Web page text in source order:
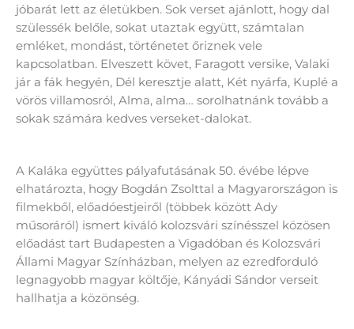
jóbarát lett az életükben. Sok verset ajánlott, hogy dal
szülessék belőle, sokat utaztak együtt, számtalan
emléket, mondást, történetet őriznek vele
kapcsolatban. Elveszett követ, Faragott versike, Valaki
jár a fák hegyén, Dél keresztje alatt, Két nyárfa, Kuplé a
vörös villamosról, Alma, alma… sorolhatnánk tovább a
sokak számára kedves verseket-dalokat.
A Kaláka együttes pályafutásának 50. évébe lépve
elhatározta, hogy Bogdán Zsolttal a Magyarországon is
filmekből, előadóestjeiről (többek között Ady
műsoráról) ismert kiváló kolozsvári színésszel közösen
előadást tart Budapesten a Vigadóban és Kolozsvári
Állami Magyar Színházban, melyen az ezredforduló
legnagyobb magyar költője, Kányádi Sándor verseit
hallhatja a közönség.